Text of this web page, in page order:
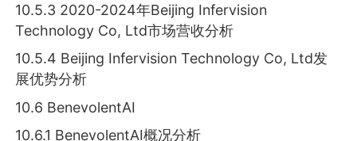
10.5.3 2020-2024年Beijing Infervision
Technology Co, Ltd市场营收分析
10.5.4 Beijing Infervision Technology Co, Ltd发
展优势分析
10.6 BenevolentAI
10.6.1 BenevolentAI概况分析